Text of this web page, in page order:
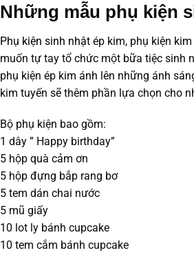
Những mẫu phụ kiện
Phụ kiện sinh nhật ép kim, phụ kiện
muốn tự tay tổ chức một bữa tiệc sinh
phụ kiện ép kim ánh lên những ánh
kim tuyến sẽ thêm phần lựa chọn cho
Bộ phụ kiện bao gồm:
1 dây ” Happy birthday”
5 hộp quà cảm ơn
5 hộp đựng bắp rang bơ
5 tem dán chai nước
5 mũ giấy
10 lot ly bánh cupcake
10 tem cắm bánh cupcake